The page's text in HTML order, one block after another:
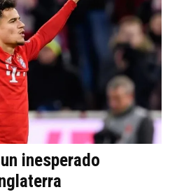
inesperado